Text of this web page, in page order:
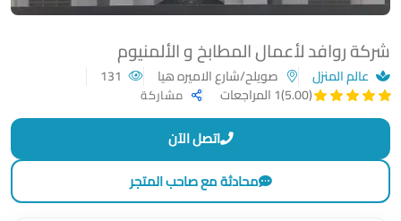
شركة روافد لأعمال المطابخ و الألمنيوم
عالم المنزل صويلح/شارع الاميره هيا
(5.00)
1 المراجعات مشاركة
اتصل الآن
محادثة مع صاحب المتجر